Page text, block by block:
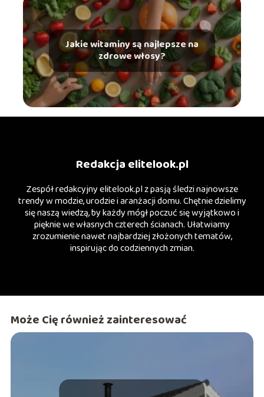
Jakie witaminy są najlepsze na
zdrowe włosy?
Redakcja elitelook.pl
Zespół redakcyjny elitelook.pl z pasją śledzi najnowsze
trendy w modzie, urodzie i aranżacji domu. Chętnie dzielimy
się naszą wiedzą, by każdy mógł poczuć się wyjątkowo i
pięknie we własnych czterech ścianach. Ułatwiamy
zrozumienie nawet najbardziej złożonych tematów,
inspirując do codziennych zmian.
Może Cię również zainteresować